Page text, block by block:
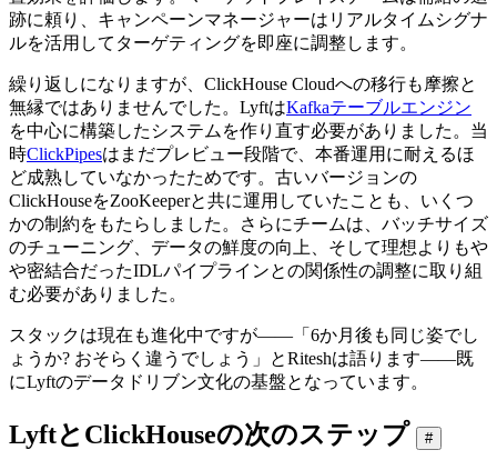
跡に頼り、キャンペーンマネージャーはリアルタイムシグナ
ルを活用してターゲティングを即座に調整します。
繰り返しになりますが、ClickHouse Cloudへの移行も摩擦と
無縁ではありませんでした。LyftはKafkaテーブルエンジン
を中心に構築したシステムを作り直す必要がありました。当
時ClickPipesはまだプレビュー段階で、本番運用に耐えるほ
ど成熟していなかったためです。古いバージョンの
ClickHouseをZooKeeperと共に運用していたことも、いくつ
かの制約をもたらしました。さらにチームは、バッチサイズ
のチューニング、データの鮮度の向上、そして理想よりもや
や密結合だったIDLパイプラインとの関係性の調整に取り組
む必要がありました。
スタックは現在も進化中ですが——「6か月後も同じ姿でし
ょうか? おそらく違うでしょう」とRiteshは語ります——既
にLyftのデータドリブン文化の基盤となっています。
LyftとClickHouseの次のステップ #